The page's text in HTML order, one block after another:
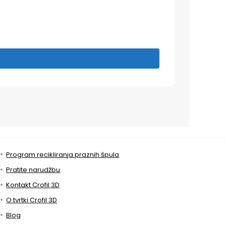
Program recikliranja praznih špula
Pratite narudžbu
Kontakt Crofil 3D
O tvrtki Crofil 3D
Blog